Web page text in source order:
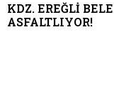
KDZ. EREĞLİ
ASFALTLIYOR!